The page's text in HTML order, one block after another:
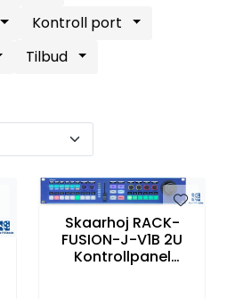
Kontroll port
Tilbud
Skaarhoj RACK-
FUSION-J-V1B 2U
Kontrollpanel